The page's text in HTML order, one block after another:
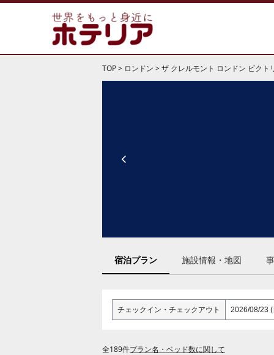
TOP> ロンドン >ザ クレルモント ロンドン ビクト
宿泊プラン 施設情報・地図
チェックイン ・ チェックアウト
全189件プラン名・ベッド数に関して